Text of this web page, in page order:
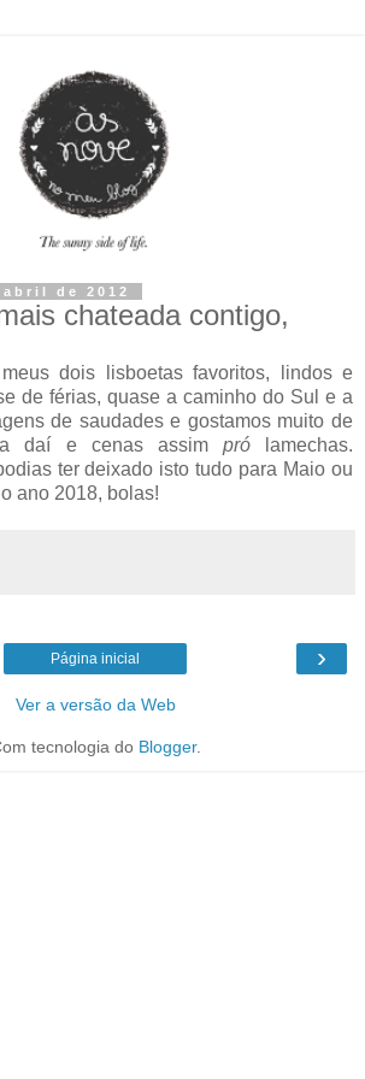
de 2012
chateada contigo,
dois lisboetas favoritos, lindos e
de férias, quase a caminho do Sul e a
de saudades e gostamos muito de
daí e cenas assim pró
lamechas.
ter deixado isto tudo para Maio ou
ano 2018, bolas!
›
Página inicial
Ver a versão da Web
tecnologia do Blogger.